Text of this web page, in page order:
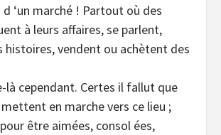
d ‘un marché ! Partout où des
à leurs affaires, se parlent,
histoires, vendent ou achètent des
là cependant. Certes il fallut que
en marche vers ce lieu ;
être aimées, consol ées,